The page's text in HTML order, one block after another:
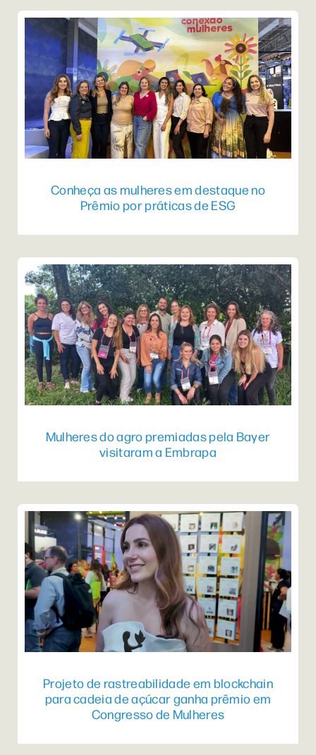
Conheça as mulheres em destaque no
Prêmio por práticas de ESG
Mulheres do agro premiadas pela Bayer
visitaram a Embrapa
Projeto de rastreabilidade em blockchain
para cadeia de açúcar ganha prêmio em
Congresso de Mulheres